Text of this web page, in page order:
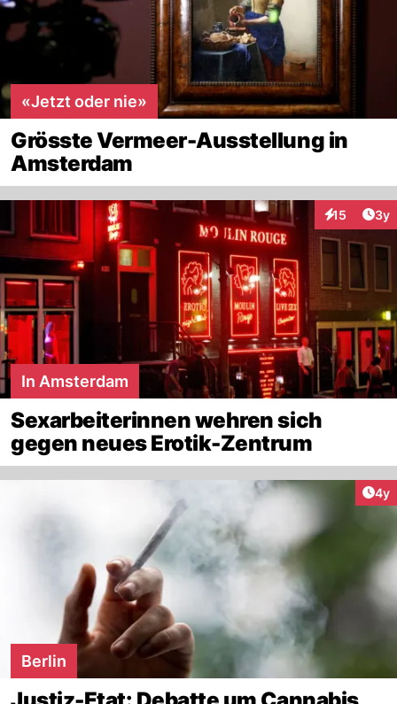
«Jetzt oder nie»
Grösste Vermeer-Ausstellung in
Amsterdam
15 3y
In Amsterdam
Sexarbeiterinnen wehren sich
gegen neues Erotik-Zentrum
4y
Berlin